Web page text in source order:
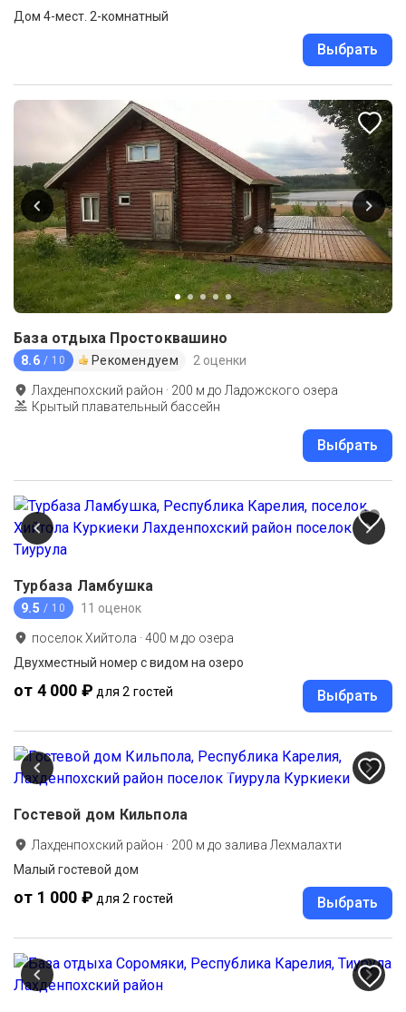
Дом 4-мест. 2-комнатный
Выбрать
База отдыха Простоквашино
8.6 / 10 Рекомендуем 2 оценки
Лахденпохский район · 200 м до Ладожского озера
Крытый плавательный бассейн
Выбрать
Турбаза Ламбушка
9.5 / 10 11 оценок
поселок Хийтола ·400 м до озера
Двухместный номер с видом на озеро
от 4 000 ₽ для 2 гостей Выбрать
Гостевой дом Кильпола
Лахденпохский район · 200 м до залива Лехмалахти
Малый гостевой дом
от 1 000 ₽ для 2 гостей Выбрать